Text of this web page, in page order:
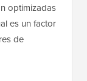
optimizadas
es un factor
de